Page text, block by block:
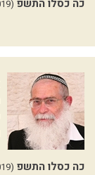
כה כסלו התשפ (23.12.2019)
כה כסלו התשפ (23.12.2019)